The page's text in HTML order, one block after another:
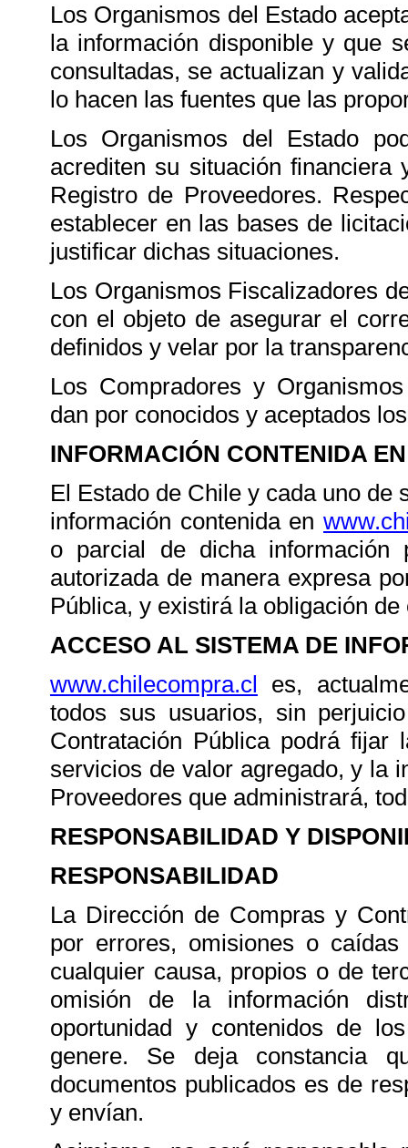
Los Organismos del Estado
la información disponible y que
consultadas, se actualizan y
lo hacen las fuentes que las
Los Organismos del Estado
acrediten su situación
Registro de Proveedores.
establecer en las bases de
justificar dichas situaciones.
Los Organismos Fiscalizadores
con el objeto de asegurar el
definidos y velar por la
Los Compradores y
dan por conocidos y aceptados
INFORMACIÓN CONTENIDA
El Estado de Chile y cada uno de
información contenida en
o parcial de dicha
autorizada de manera expresa
Pública, y existirá la obligación
ACCESO AL SISTEMA DE
www.chilecompra.cl es,
todos sus usuarios, sin
Contratación Pública podrá fijar
servicios de valor agregado, y la
Proveedores que administrará,
RESPONSABILIDAD Y
RESPONSABILIDAD
La Dirección de Compras y
por errores, omisiones o
cualquier causa, propios o de
omisión de la información
oportunidad y contenidos de
genere. Se deja constancia
documentos publicados es de
y envían.